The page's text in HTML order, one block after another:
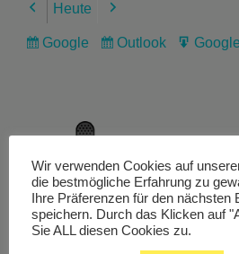
Previous
Heute Next
Subscribe
Google
Subscribe
Outlook
Export
Google
Studiochat
Wir verwenden Cookies auf
die bestmögliche Erfahrung zu
Ihre Präferenzen für den nächsten
speichern. Durch das Klicken auf
Sie ALL diesen Cookies zu.